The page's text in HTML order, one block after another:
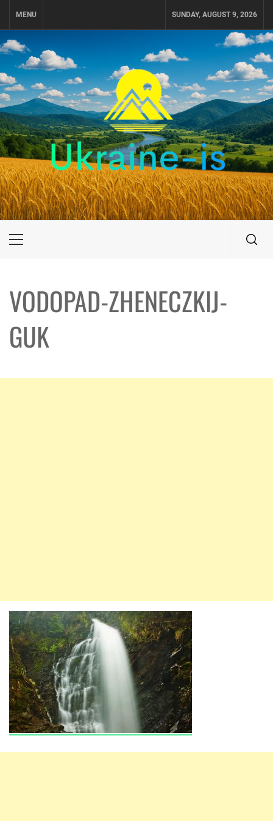
MENU SUNDAY, AUGUST 9, 2026
UKRAINE-IS
ПОДОРОЖI ПО УКРАЇНІ
Primary
VODOPAD-ZHENECZKIJ-
GUK